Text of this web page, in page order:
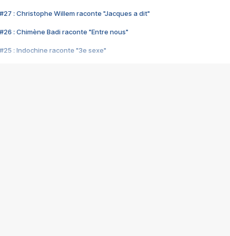
#27 : Christophe Willem raconte "Jacques a dit"
#26 : Chimène Badi raconte "Entre nous"
#25 : Indochine raconte "3e sexe"